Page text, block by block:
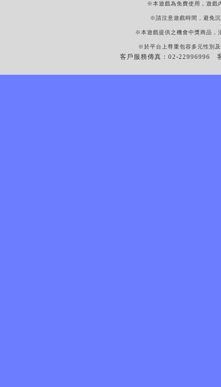
※本遊戲為免費使用，遊戲
※請注意遊戲時間，避免
※本遊戲提供之機會中獎商品，
※於平台上尊重包容多元性別
客戶服務傳真：02-22996996